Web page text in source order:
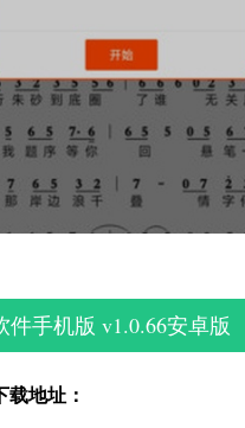
件手机版 v1.0.66安卓版
载地址：